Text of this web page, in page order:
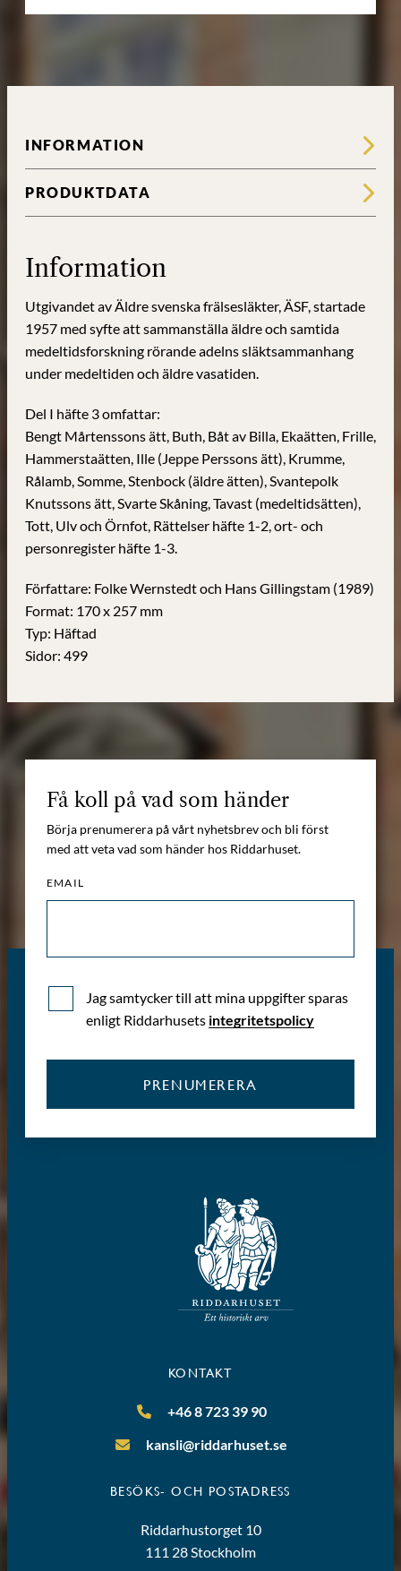
INFORMATION
PRODUKTDATA
Information
Utgivandet av Äldre svenska frälsesläkter, ÄSF, startade
1957 med syfte att sammanställa äldre och samtida
medeltidsforskning rörande adelns släktsammanhang
under medeltiden och äldre vasatiden.
Del I häfte 3 omfattar:
Bengt Mårtenssons ätt, Buth, Båt av Billa, Ekaätten, Frille,
Hammerstaätten, Ille (Jeppe Perssons ätt), Krumme,
Rålamb, Somme, Stenbock (äldre ätten), Svantepolk
Knutssons ätt, Svarte Skåning, Tavast (medeltidsätten),
Tott, Ulv och Örnfot, Rättelser häfte 1-2, ort- och
personregister häfte 1-3.
Författare: Folke Wernstedt och Hans Gillingstam (1989)
Format: 170 x 257 mm
Typ: Häftad
Sidor: 499
Få koll på vad som händer
Börja prenumerera på vårt nyhetsbrev och bli först
med att veta vad som händer hos Riddarhuset.
EMAIL
Jag samtycker till att mina uppgifter sparas
enligt Riddarhusets integritetspolicy
PRENUMERERA
KONTAKT
+46 8 723 39 90
kansli@riddarhuset.se
BESÖKS- OCH POSTADRESS
Riddarhustorget 10
111 28 Stockholm